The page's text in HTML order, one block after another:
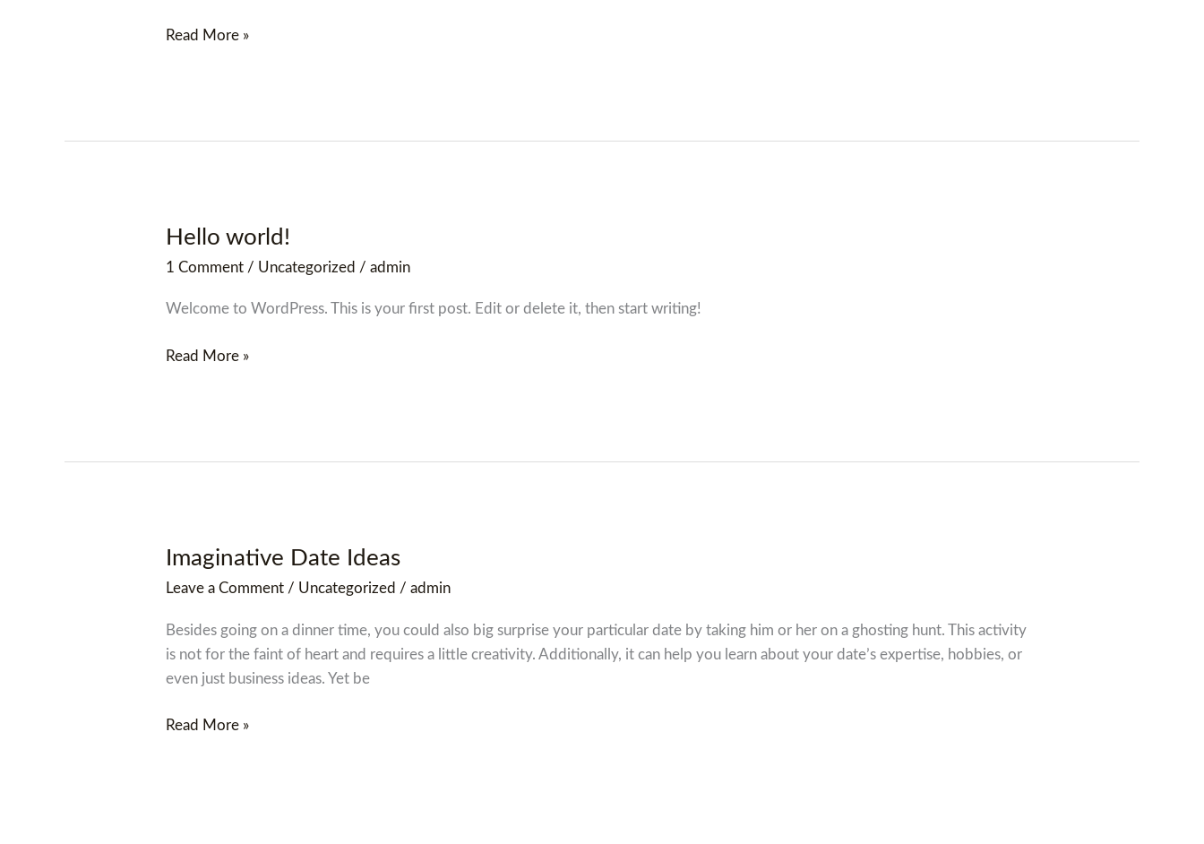
understand
Read More »
Hello world!
1 Comment / Uncategorized /admin
Welcome to WordPress. This is your first post. Edit or delete it, then start writing!
Hello
world!
Read More »
Imaginative Date Ideas
Leave a Comment / Uncategorized /admin
Besides going on a dinner time, you could also big surprise your particular date by taking him or her on a ghosting hunt. This activity
is not for the faint of heart and requires a little creativity. Additionally, it can help you learn about your date’s expertise, hobbies, or
even just business ideas. Yet be
Imaginative
Date
Read More »